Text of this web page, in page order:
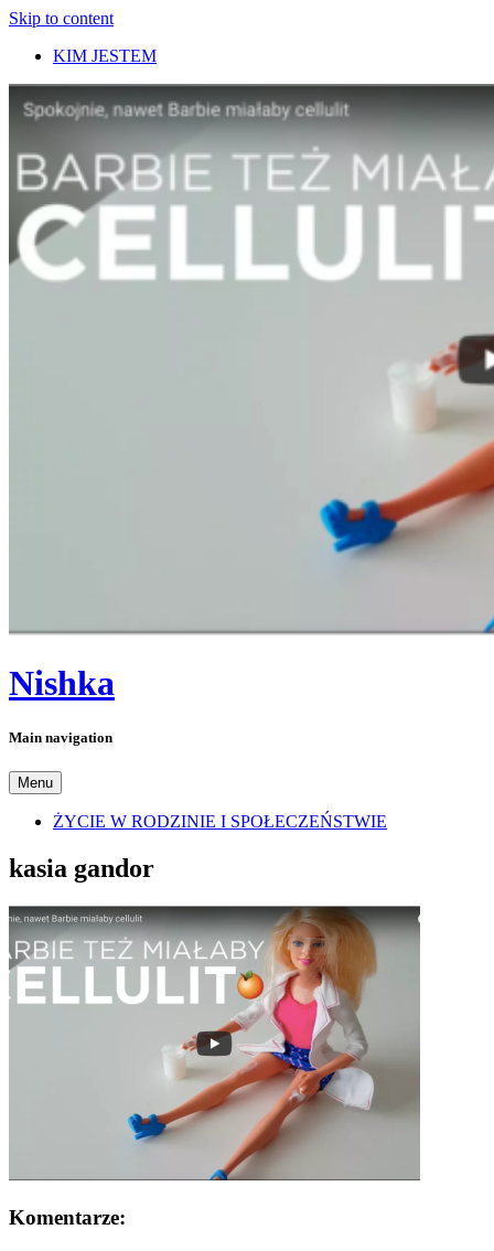
Skip to content
KIM JESTEM
Nishka
Main navigation
Menu
ŻYCIE W RODZINIE I SPOŁECZEŃSTWIE
kasia gandor
Komentarze: